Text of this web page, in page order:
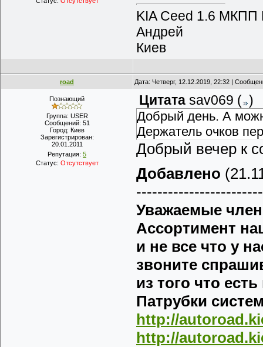
KIA Ceed 1.6 МКПП
Андрей
Киев
road Дата: Четверг, 12.12.2019, 22:32 |
Познающий
Группа: USER
Сообщений: 51
Город: Киев
Зарегистрирован:
20.01.2011
Репутация: 5
Статус: Отсутствует
Цитата sav069 ( )
Добрый день. А
Держатель очков
Добрый вечер к
Добавлено
Уважаемые
Ассортимент
и не все что у
звоните
из того что
Патрубки
http://
http://